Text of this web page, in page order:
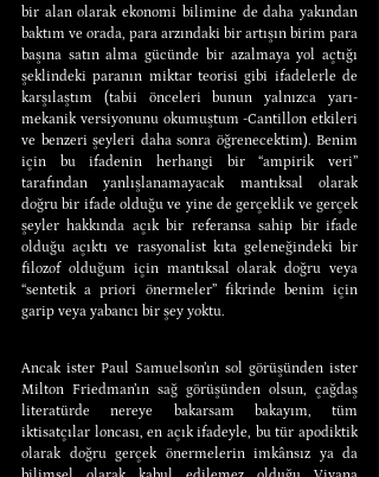
bir alan olarak ekonomi bilimine de daha yakından
baktım ve orada, para arzındaki bir artışın birim para
başına satın alma gücünde bir azalmaya yol açtığı
şeklindeki paranın miktar teorisi gibi ifadelerle de
karşılaştım (tabii önceleri bunun yalnızca yarı-
mekanik versiyonunu okumuştum -Cantillon etkileri
ve benzeri şeyleri daha sonra öğrenecektim). Benim
için bu ifadenin herhangi bir “ampirik veri”
tarafından yanlışlanamayacak mantıksal olarak
doğru bir ifade olduğu ve yine de gerçeklik ve gerçek
şeyler hakkında açık bir referansa sahip bir ifade
olduğu açıktı ve rasyonalist kıta geleneğindeki bir
filozof olduğum için mantıksal olarak doğru veya
“sentetik a priori önermeler” fikrinde benim için
garip veya yabancı bir şey yoktu.
Ancak ister Paul Samuelson’ın sol görüşünden ister
Milton Friedman’ın sağ görüşünden olsun, çağdaş
literatürde nereye bakarsam bakayım, tüm
iktisatçılar loncası, en açık ifadeyle, bu tür apodiktik
olarak doğru gerçek önermelerin imkânsız ya da